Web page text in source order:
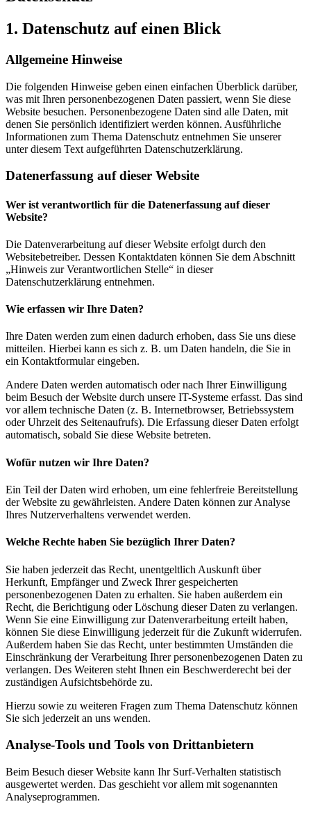
1. Datenschutz auf einen Blick
Allgemeine Hinweise
Die folgenden Hinweise geben einen einfachen Überblick darüber,
was mit Ihren personenbezogenen Daten passiert, wenn Sie diese
Website besuchen. Personenbezogene Daten sind alle Daten, mit
denen Sie persönlich identifiziert werden können. Ausführliche
Informationen zum Thema Datenschutz entnehmen Sie unserer
unter diesem Text aufgeführten Datenschutzerklärung.
Datenerfassung auf dieser Website
Wer ist verantwortlich für die Datenerfassung auf dieser
Website?
Die Datenverarbeitung auf dieser Website erfolgt durch den
Websitebetreiber. Dessen Kontaktdaten können Sie dem Abschnitt
„Hinweis zur Verantwortlichen Stelle“ in dieser
Datenschutzerklärung entnehmen.
Wie erfassen wir Ihre Daten?
Ihre Daten werden zum einen dadurch erhoben, dass Sie uns diese
mitteilen. Hierbei kann es sich z. B. um Daten handeln, die Sie in
ein Kontaktformular eingeben.
Andere Daten werden automatisch oder nach Ihrer Einwilligung
beim Besuch der Website durch unsere IT-Systeme erfasst. Das sind
vor allem technische Daten (z. B. Internetbrowser, Betriebssystem
oder Uhrzeit des Seitenaufrufs). Die Erfassung dieser Daten erfolgt
automatisch, sobald Sie diese Website betreten.
Wofür nutzen wir Ihre Daten?
Ein Teil der Daten wird erhoben, um eine fehlerfreie Bereitstellung
der Website zu gewährleisten. Andere Daten können zur Analyse
Ihres Nutzerverhaltens verwendet werden.
Welche Rechte haben Sie bezüglich Ihrer Daten?
Sie haben jederzeit das Recht, unentgeltlich Auskunft über
Herkunft, Empfänger und Zweck Ihrer gespeicherten
personenbezogenen Daten zu erhalten. Sie haben außerdem ein
Recht, die Berichtigung oder Löschung dieser Daten zu verlangen.
Wenn Sie eine Einwilligung zur Datenverarbeitung erteilt haben,
können Sie diese Einwilligung jederzeit für die Zukunft widerrufen.
Außerdem haben Sie das Recht, unter bestimmten Umständen die
Einschränkung der Verarbeitung Ihrer personenbezogenen Daten zu
verlangen. Des Weiteren steht Ihnen ein Beschwerderecht bei der
zuständigen Aufsichtsbehörde zu.
Hierzu sowie zu weiteren Fragen zum Thema Datenschutz können
Sie sich jederzeit an uns wenden.
Analyse-Tools und Tools von Dritt­anbietern
Beim Besuch dieser Website kann Ihr Surf-Verhalten statistisch
ausgewertet werden. Das geschieht vor allem mit sogenannten
Analyseprogrammen.